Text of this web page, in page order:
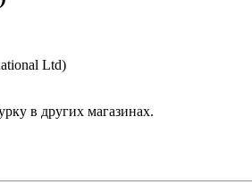
Ltd)
в других магазинах.